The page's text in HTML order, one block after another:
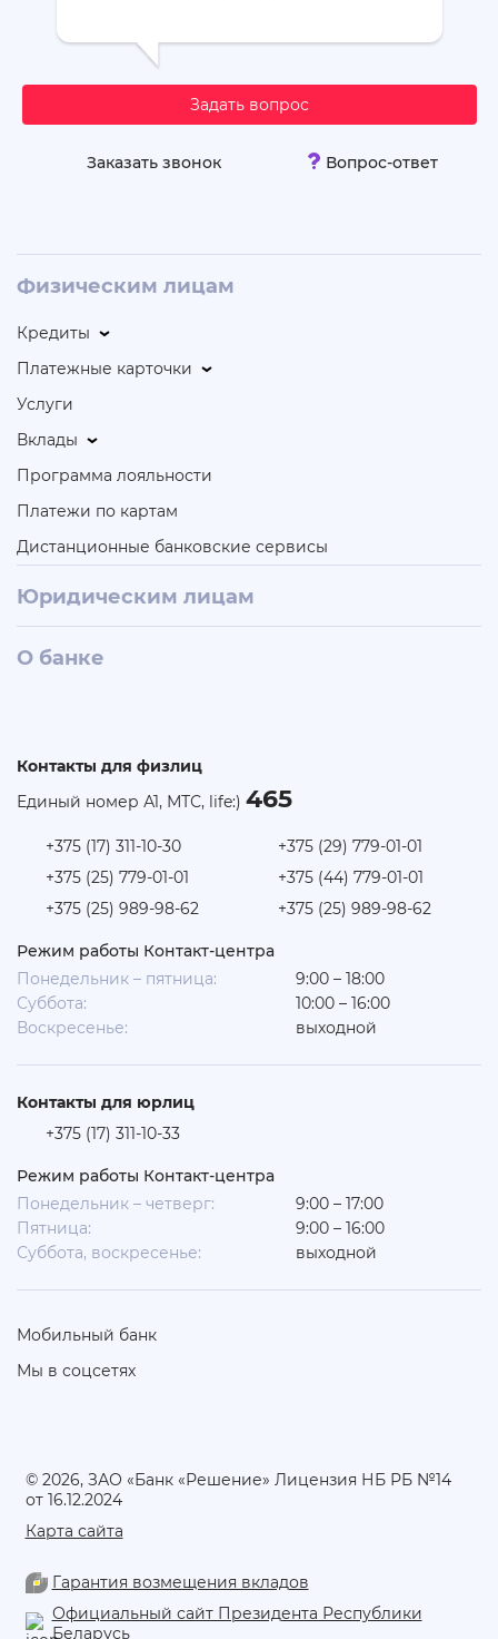
Задать вопрос
Заказать звонок Вопрос-ответ
Физическим лицам
Кредиты
Платежные карточки
Услуги
Вклады
Программа лояльности
Платежи по картам
Дистанционные банковские сервисы
Юридическим лицам
О банке
Контакты для физлиц
Единый номер А1, МТС, life:) 465
+375 (17) 311-10-30
+375 (29) 779-01-01
+375 (25) 779-01-01
+375 (44) 779-01-01
+375 (25) 989-98-62
+375 (25) 989-98-62
Режим работы Контакт-центра
Понедельник – пятница:
9:00 – 18:00
Суббота:
10:00 – 16:00
Воскресенье:
выходной
Контакты для юрлиц
+375 (17) 311-10-33
Режим работы Контакт-центра
Понедельник – четверг:
9:00 – 17:00
Пятница:
9:00 – 16:00
Суббота, воскресенье:
выходной
Мобильный банк
Мы в соцсетях
© 2026, ЗАО «Банк «Решение» Лицензия НБ РБ №14
от 16.12.2024
Карта сайта
Гарантия возмещения вкладов
Официальный сайт Президента Республики
Беларусь